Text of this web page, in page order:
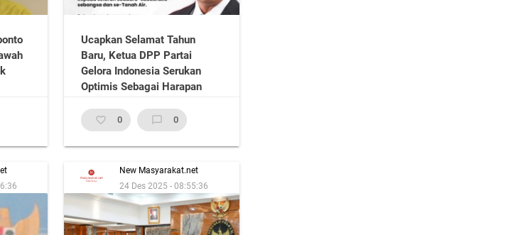
Ucapkan Selamat Tahun
Baru, Ketua DPP Partai
Gelora Indonesia Serukan
Optimis Sebagai Harapan
favorite_border 0 chat_bubble_outline 0
New Masyarakat.net
24 Des 2025 - 08:55:36